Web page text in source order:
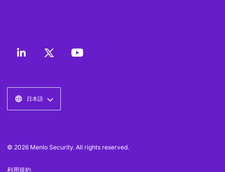
日本語
© 2026 Menlo Security. All rights reserved.
利用規約